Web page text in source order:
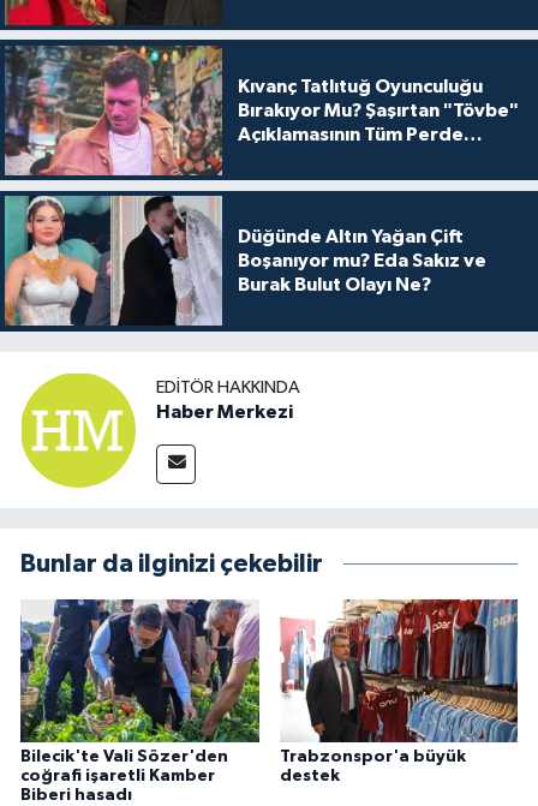
Kıvanç Tatlıtuğ Oyunculuğu
Bırakıyor Mu? Şaşırtan "Tövbe"
Açıklamasının Tüm Perde
Düğünde Altın Yağan Çift
Boşanıyor mu? Eda Sakız ve
Burak Bulut Olayı Ne?
EDITÖR HAKKINDA
Haber Merkezi
Bunlar da ilginizi çekebilir
Bilecik'te Vali Sözer'den
coğrafi işaretli Kamber
Biberi hasadı
Trabzonspor'a büyük
destek